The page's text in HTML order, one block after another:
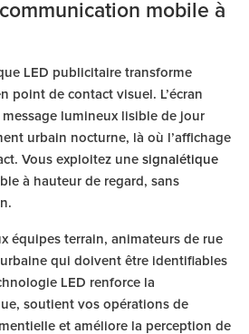
mobile à
LED publicitaire transforme
point de contact visuel. L’écran
lumineux lisible de jour
urbain nocturne, là où l’affichage
Vous exploitez une signalétique
à hauteur de regard, sans
équipes terrain, animateurs de rue
qui doivent être identifiables
LED renforce la
soutient vos opérations de
et améliore la perception de